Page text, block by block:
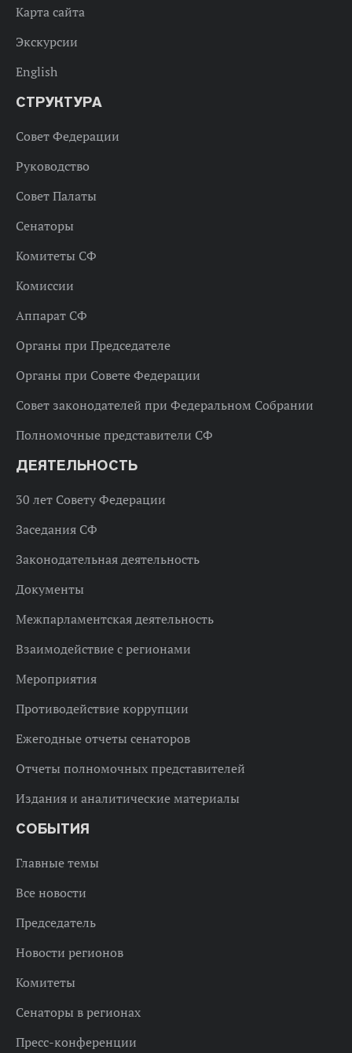
Карта сайта
Экскурсии
English
СТРУКТУРА
Совет Федерации
Руководство
Совет Палаты
Сенаторы
Комитеты СФ
Комиссии
Аппарат СФ
Органы при Председателе
Органы при Совете Федерации
Совет законодателей при Федеральном Собрании
Полномочные представители СФ
ДЕЯТЕЛЬНОСТЬ
30 лет Совету Федерации
Заседания СФ
Законодательная деятельность
Документы
Межпарламентская деятельность
Взаимодействие с регионами
Мероприятия
Противодействие коррупции
Ежегодные отчеты сенаторов
Отчеты полномочных представителей
Издания и аналитические материалы
СОБЫТИЯ
Главные темы
Все новости
Председатель
Новости регионов
Комитеты
Сенаторы в регионах
Пресс-конференции